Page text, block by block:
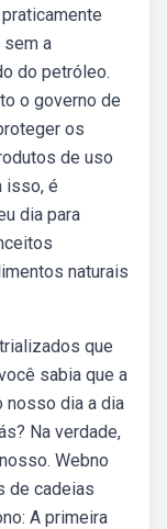
sem a
do petróleo.
o governo de
os
de uso
isso, é
dia para
naturais
que
sabia que a
nosso dia a dia
Na verdade,
Webno
de cadeias
A primeira